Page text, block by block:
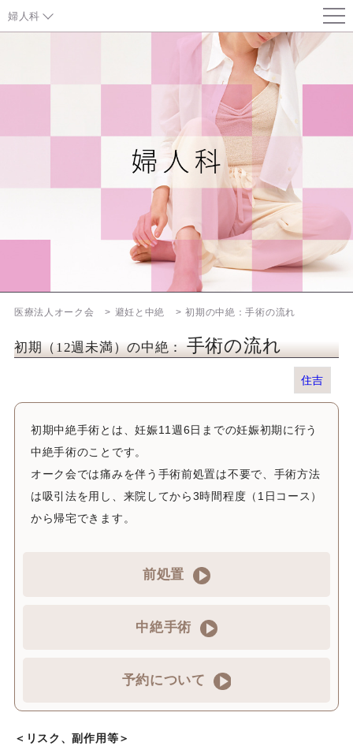
婦人科
親子鑑定
医療法人オーク会 避妊と中絶 初期の中絶：手術の流れ
初期（12週未満）の中絶：手術の流れ
住吉
初期中絶手術とは、妊娠11週6日までの妊娠初期に行う
中絶手術のことです。
オーク会では痛みを伴う手術前処置は不要で、手術方法
は吸引法を用し、来院してから3時間程度（1日コース）
から帰宅できます。
前処置
中絶手術
予約について
＜リスク、副作用等＞